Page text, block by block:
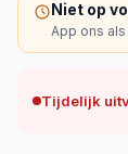
Niet op
App ons
Tijdelijk